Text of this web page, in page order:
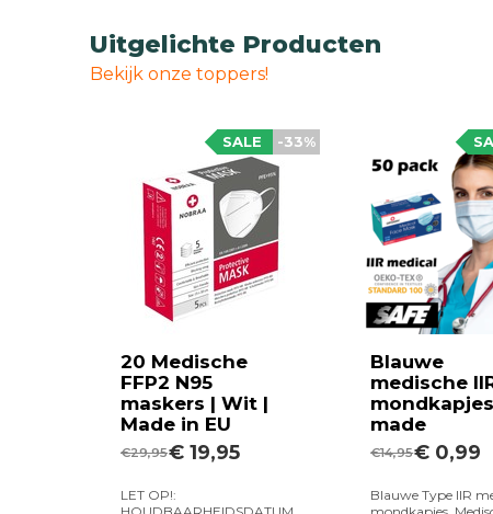
Uitgelichte Producten
Bekijk onze toppers!
20 Medische
FFP2 N95
maskers | Wit |
Made in EU
-33%
SALE
€29,95€ 19,95
LET OP!:
Blauwe
medische
made
€14,95€ 0,99
Blauwe Type IIR